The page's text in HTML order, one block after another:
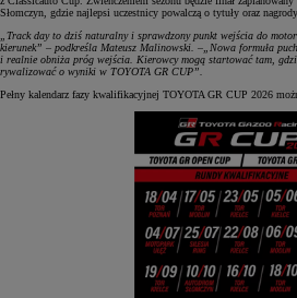
Słomczyn, gdzie najlepsi uczestnicy powalczą o tytuły oraz nagrody.
„Track day to dziś naturalny i sprawdzony punkt wejścia do
kierunek” – podkreśla Mateusz Malinowski. –„Nowa formuła
i realnie obniża próg wejścia. Kierowcy mogą startować tam,
rywalizować o wyniki w TOYOTA GR CUP”.
Pełny kalendarz fazy kwalifikacyjnej TOYOTA GR CUP 2026